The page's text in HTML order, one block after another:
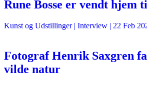
Rune Bosse er vendt hjem
Kunst og Udstillinger| Interview | 22 Feb
Fotograf Henrik Saxgren
vilde natur